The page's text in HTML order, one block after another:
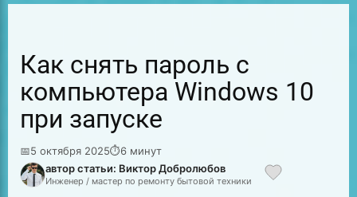
Как снять пароль с
компьютера Windows 10
при запуске
📅5 октября 2025⏱6 минут
автор статьи: Виктор Добролюбов
Инженер / мастер по ремонту бытовой техники